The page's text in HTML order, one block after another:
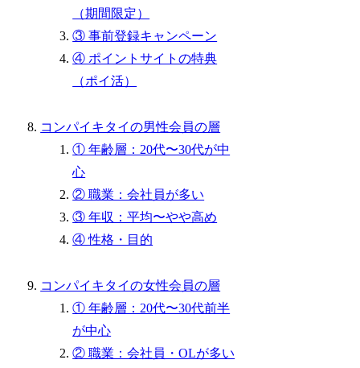
（期間限定）
③ 事前登録キャンペーン
④ ポイントサイトの特典
（ポイ活）
コンパイキタイの男性会員の層
① 年齢層：20代〜30代が中
心
② 職業：会社員が多い
③ 年収：平均〜やや高め
④ 性格・目的
コンパイキタイの女性会員の層
① 年齢層：20代〜30代前半
が中心
② 職業：会社員・OLが多い